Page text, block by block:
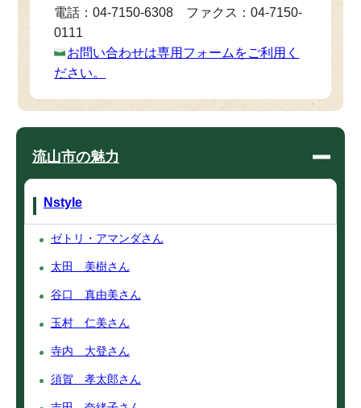
電話：04-7150-6308 ファクス：04-7150-
0111
お問い合わせは専用フォームをご利用く
ださい。
流山市の魅力
Nstyle
ゼトリ・アマンダさん
太田 美樹さん
谷口 真由美さん
玉村 仁美さん
寺内 大登さん
須賀 孝太郎さん